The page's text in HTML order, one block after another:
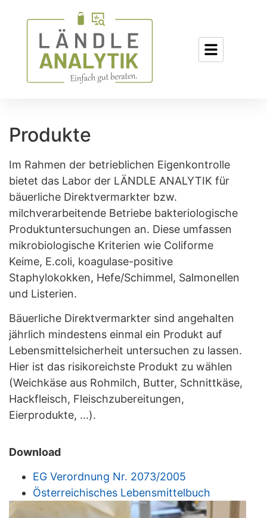
Produkte
Im Rahmen der betrieblichen Eigenkontrolle
bietet das Labor der LÄNDLE ANALYTIK für
bäuerliche Direktvermarkter bzw.
milchverarbeitende Betriebe bakteriologische
Produktuntersuchungen an. Diese umfassen
mikrobiologische Kriterien wie Coliforme
Keime, E.coli, koagulase-positive
Staphylokokken, Hefe/Schimmel, Salmonellen
und Listerien.
Bäuerliche Direktvermarkter sind angehalten
jährlich mindestens einmal ein Produkt auf
Lebensmittelsicherheit untersuchen zu lassen.
Hier ist das risikoreichste Produkt zu wählen
(Weichkäse aus Rohmilch, Butter, Schnittkäse,
Hackfleisch, Fleischzubereitungen,
Eierprodukte, …).
Download
EG Verordnung Nr. 2073/2005
Österreichisches Lebensmittelbuch